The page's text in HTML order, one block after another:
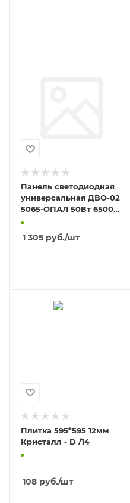
Панель светодиодная
универсальная ДВО-02
5065-ОПАЛ 50Вт 6500К
595х595мм NEOX
1 305 руб./шт
Плитка 595*595 12мм
Кристалл - D /14
108 руб./шт